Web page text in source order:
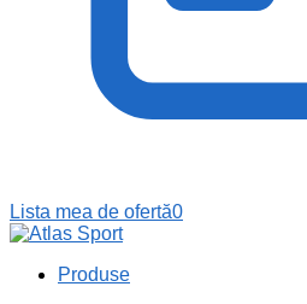
Lista mea de ofertă0
Produse